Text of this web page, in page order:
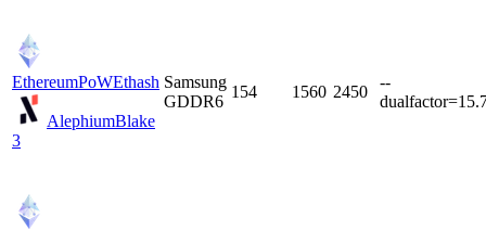
EthereumPoWEthash
AlephiumBlake
3
Samsung
GDDR6
154 1560 2450
--